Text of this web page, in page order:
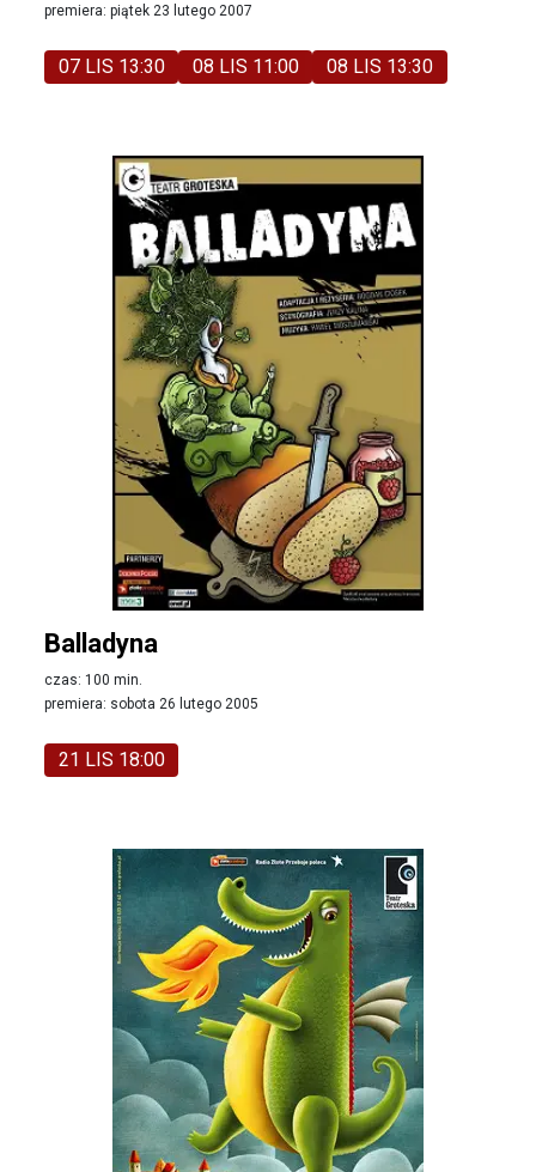
premiera: piątek 23 lutego 2007
07 LIS 13:30 08 LIS 11:00 08 LIS 13:30
Balladyna
czas: 100 min.
premiera: sobota 26 lutego 2005
21 LIS 18:00